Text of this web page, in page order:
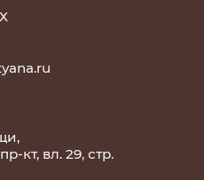
кт, вл. 29, стр.